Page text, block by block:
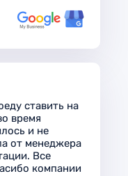
ставить на
время
и не
от менеджера
Все
компании